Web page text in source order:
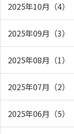
2025年10月（4）
2025年09月（3）
2025年08月（1）
2025年07月（2）
2025年06月（5）